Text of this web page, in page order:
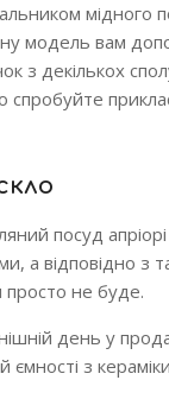
мідного
модель вам
з декількох
спробуйте
посуд
а відповідно з
не буде.
день у
ємності з кераміки